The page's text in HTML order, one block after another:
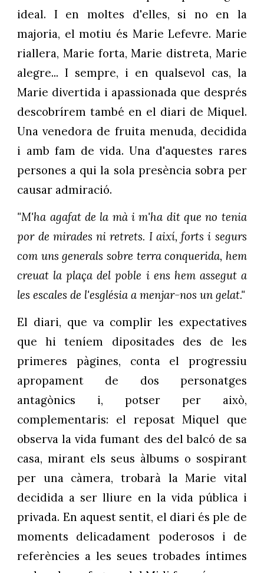
ideal. I en moltes d'elles, si no en la
majoria, el motiu és Marie Lefevre. Marie
riallera, Marie forta, Marie distreta, Marie
alegre... I sempre, i en qualsevol cas, la
Marie divertida i apassionada que després
descobrírem també en el diari de Miquel.
Una venedora de fruita menuda, decidida
i amb fam de vida. Una d'aquestes rares
persones a qui la sola presència sobra per
causar admiració.
"M'ha agafat de la mà i m'ha dit que no tenia
por de mirades ni retrets. I així, forts i segurs
com uns generals sobre terra conquerida, hem
creuat la plaça del poble i ens hem assegut a
les escales de l'església a menjar-nos un gelat."
El diari, que va complir les expectatives
que hi teníem dipositades des de les
primeres pàgines, conta el progressiu
apropament de dos personatges
antagònics i, potser per això,
complementaris: el reposat Miquel que
observa la vida fumant des del balcó de sa
casa, mirant els seus àlbums o sospirant
per una càmera, trobarà la Marie vital
decidida a ser lliure en la vida pública i
privada. En aquest sentit, el diari és ple de
moments delicadament poderosos i de
referències a les seues trobades íntimes